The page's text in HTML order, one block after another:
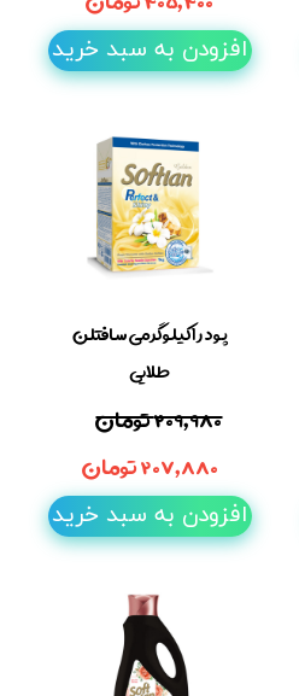
افزودن به سبد خرید
پودر 1کیلوگرمی سافتلن
طلایی
۲۰۹,۹۸۰ تومان
۲۰۷,۸۸۰ تومان
افزودن به سبد خرید